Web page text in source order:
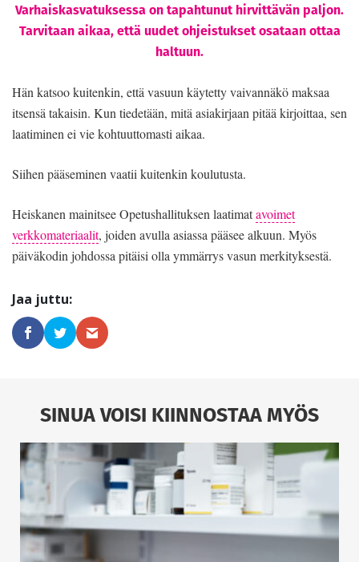
Varhaiskasvatuksessa on tapahtunut hirvittävän paljon.
Tarvitaan aikaa, että uudet ohjeistukset osataan ottaa
haltuun.
Hän katsoo kuitenkin, että vasuun käytetty vaivannäkö maksaa
itsensä takaisin. Kun tiedetään, mitä asiakirjaan pitää kirjoittaa, sen
laatiminen ei vie kohtuuttomasti aikaa.
Siihen pääseminen vaatii kuitenkin koulutusta.
Heiskanen mainitsee Opetushallituksen laatimatavoimet
verkkomateriaalit, joiden avulla asiassa pääsee alkuun. Myös
päiväkodin johdossa pitäisi olla ymmärrys vasun merkityksestä.
SINUA VOISI KIINNOSTAA MYÖS